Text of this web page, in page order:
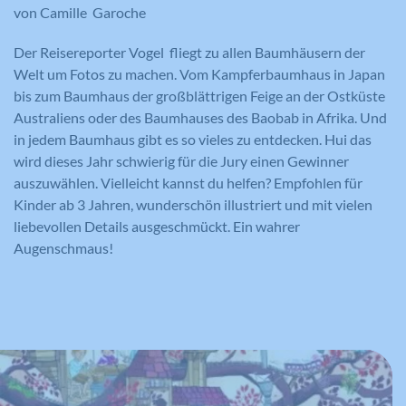
von Camille Garoche
Der Reisereporter Vogel fliegt zu allen Baumhäusern der
Welt um Fotos zu machen. Vom Kampferbaumhaus in Japan
bis zum Baumhaus der großblättrigen Feige an der Ostküste
Australiens oder des Baumhauses des Baobab in Afrika. Und
in jedem Baumhaus gibt es so vieles zu entdecken. Hui das
wird dieses Jahr schwierig für die Jury einen Gewinner
auszuwählen. Vielleicht kannst du helfen? Empfohlen für
Kinder ab 3 Jahren, wunderschön illustriert und mit vielen
liebevollen Details ausgeschmückt. Ein wahrer
Augenschmaus!
Zweck
Registriert eine eindeutige ID, die
verwendet wird, um statistische Daten
dazu, wie der Besucher die Website
nutzt, zu generieren.
Laufzeit 179 Tage
Zweck
Versucht, die Benutzerbandbreite auf
Seiten mit integrierten YouTube-Videos
zu schätzen.
Name YSC
Anbieter YouTube
Laufzeit